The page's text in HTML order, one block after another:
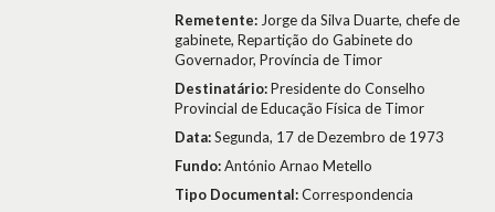
Remetente: Jorge da Silva Duarte, chefe de
gabinete, Repartição do Gabinete do
Governador, Província de Timor
Destinatário:Presidente do Conselho
Provincial de Educação Física de Timor
Data:Segunda, 17 de Dezembro de 1973
Fundo:António Arnao Metello
Tipo Documental:Correspondencia